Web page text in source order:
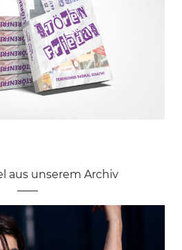
aus unserem Archiv
und seine Folgen